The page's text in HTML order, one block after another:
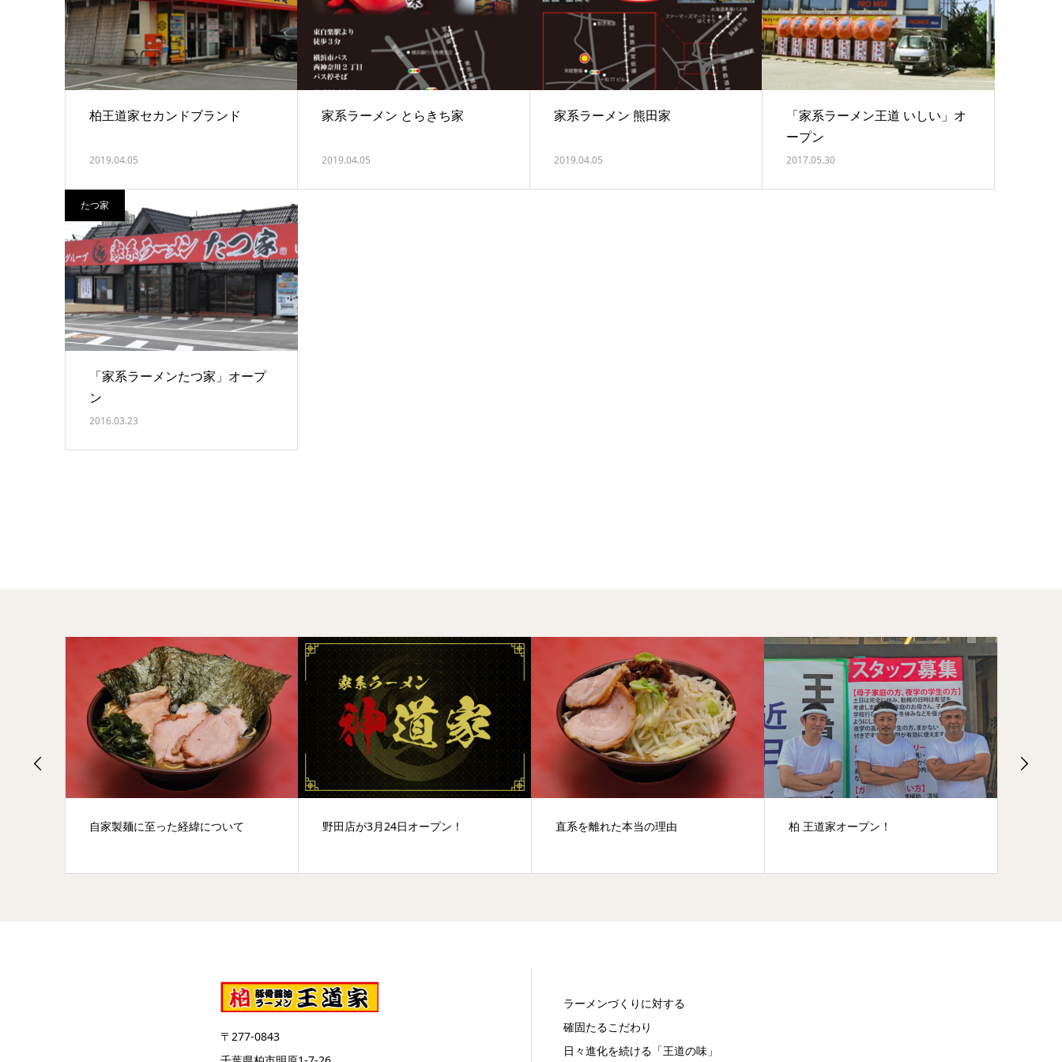
柏王道家セカンドブランド
2019.04.05
家系ラーメン とらきち家
2019.04.05
家系ラーメン 熊田家
2019.04.05
「家系ラーメン王道 いしい」オ
ープン
2017.05.30
たつ家
「家系ラーメンたつ家」オープ
ン
2016.03.23
自家製麺に至った経緯について 野田店が3月24日オープン！ 直系を離れた本当の理由 柏 王道家オープン！
〒277-0843
ラーメンづくりに対する
確固たるこだわり
日々進化を続ける「王道の味」